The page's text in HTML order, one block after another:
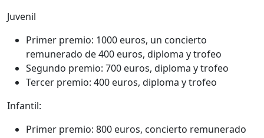
Juvenil
Primer premio: 1000 euros, un concierto
remunerado de 400 euros, diploma y trofeo
Segundo premio: 700 euros, diploma y trofeo
Tercer premio: 400 euros, diploma y trofeo
Infantil:
Primer premio: 800 euros, concierto remunerado